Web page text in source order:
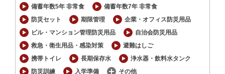
備蓄年数5年 非常食
備蓄年数7年 非常食
防災セット
期限管理
企業・オフィス防災用品
ビル・マンション管理防災用品
自治会防災用品
救急・衛生用品・感染対策
避難はしご
携帯トイレ
長期保存水
浄水器・飲料水タンク
防災訓練
入学準備 その他